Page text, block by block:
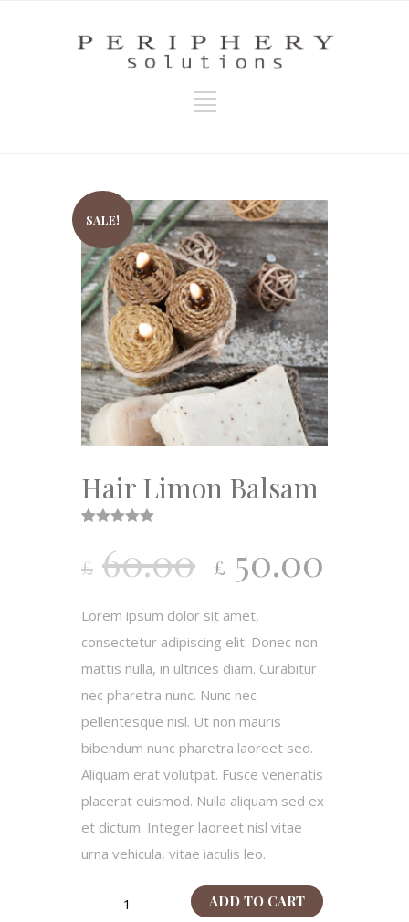
SALE!
Hair Limon Balsam
out of 5
based on
customer
£ 60.00 £ 50.00
Lorem ipsum dolor sit amet,
consectetur adipiscing elit. Donec non
mattis nulla, in ultrices diam. Curabitur
nec pharetra nunc. Nunc nec
pellentesque nisl. Ut non mauris
bibendum nunc pharetra laoreet sed.
Aliquam erat volutpat. Fusce venenatis
placerat euismod. Nulla aliquam sed ex
et dictum. Integer laoreet nisl vitae
urna vehicula, vitae iaculis leo.
ADD TO CART